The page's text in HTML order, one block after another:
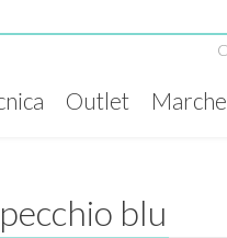
Outlet Marche
blu